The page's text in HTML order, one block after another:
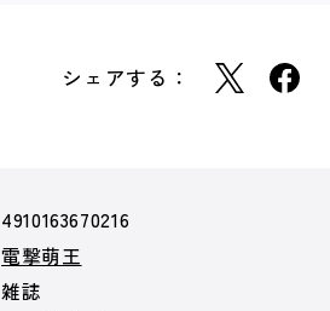
シェアする：
4910163670216
電撃萌王
雑誌